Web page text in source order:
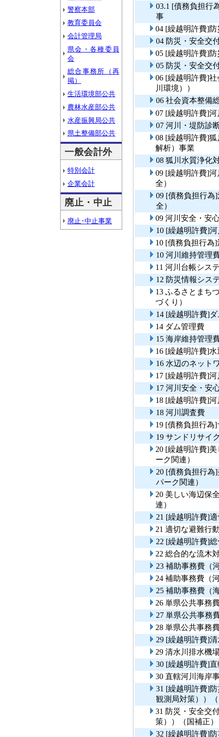
警察本部
教育委員会
会計管理局
県会・各種委員
会
総合事務所（再
掲）
生活環境部公共
農林水産部公共
水産振興局公共
県土整備部公共
一般会計外
特別会計
企業会計
廃止・中止
廃止･中止事業
03.1 [債務負担行
事
04 [繰越明許費]
04 防災・安全交
05 [繰越明許費]
05 防災・安全交
06 [繰越明許費]
川環境））
06 社会資本整備
07 [繰越明許費]
07 河川・堤防診
08 [繰越明許費]
解析）事業
08 狐川水質浄化
09 [繰越明許費]
全）
09 [債務負担行為
全）
09 河川安全・安
10 [繰越明許費]
10 [債務負担行為
10 河川維持管理
11 河川台帳シス
12 防災情報シス
13 ふるさとまち
づくり）
14 [繰越明許費]
14 ダム管理費
15 海岸維持管理
16 [繰越明許費]
16 水辺のネット
17 [繰越明許費]
17 河川安全・安
18 [繰越明許費]
18 河川調査費
19 [債務負担行為
19 サンドリサイ
20 [繰越明許費]
ーク関連）
20 [債務負担行為
パーク関連）
20 美しい海辺保
連）
21 [繰越明許費]
21 適切な避難行
22 [繰越明許費]
22 総合的な流木
23 補助事務費（
24 補助事務費（
25 補助事務費（
26 単県公共事務
27 単県公共事務
28 単県公共事務
29 [繰越明許費]
29 清水川排水機
30 [繰越明許費]
30 直轄河川海岸
31 [繰越明許費]
観測局対策））
31 防災・安全交
策））（国補正）
32 [繰越明許費]